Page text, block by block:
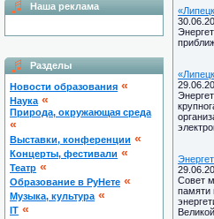
Наша реклама
Разделы
Новости образования «
Наука «
Природа, окружающая среда
«
Выставки, конференции «
Концерты, фестивали «
Театр «
Образование в РуНете «
Музыка, культура «
IT «
Совет
памяти